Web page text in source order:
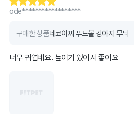
ode******************
구매한 상품네코이찌 푸드볼 강아지 무늬
너무 귀엽네요. 높이가 있어서 좋아요